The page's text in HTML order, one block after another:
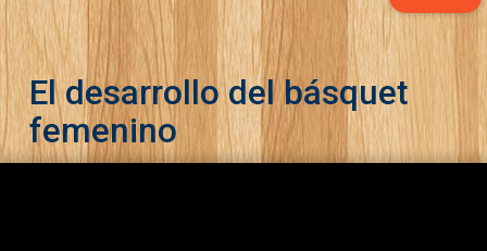
El desarrollo del básquet
femenino